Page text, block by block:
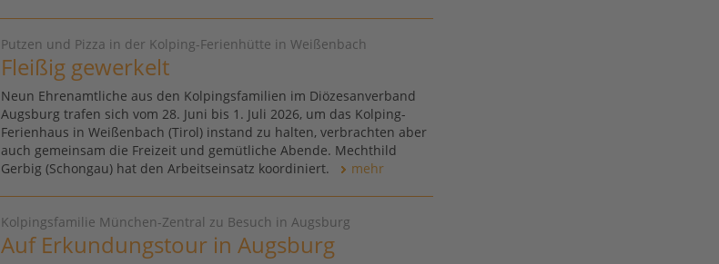
Putzen und Pizza in der Kolping-Ferienhütte in Weißenbach
Fleißig gewerkelt
Neun Ehrenamtliche aus den Kolpingsfamilien im Diözesanverband
Augsburg trafen sich vom 28. Juni bis 1. Juli 2026, um das Kolping-
Ferienhaus in Weißenbach (Tirol) instand zu halten, verbrachten aber
auch gemeinsam die Freizeit und gemütliche Abende. Mechthild
Gerbig (Schongau) hat den Arbeitseinsatz koordiniert.
mehr
Kolpingsfamilie München-Zentral zu Besuch in Augsburg
Auf Erkundungstour in Augsburg